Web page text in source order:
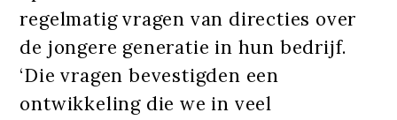
regelmatig vragen van directies over
de jongere generatie in hun bedrijf.
‘Die vragen bevestigden een
ontwikkeling die we in veel